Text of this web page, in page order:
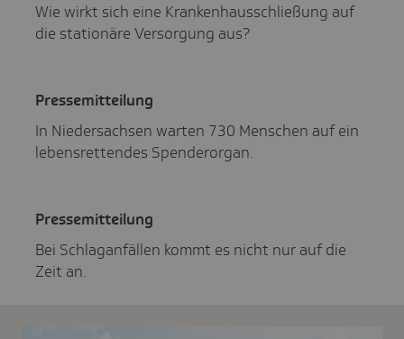
Wie wirkt sich eine Krankenhausschließung auf
die stationäre Versorgung aus?
Pres­se­mit­tei­lung
In Nieder­sachsen warten 730 Menschen auf ein
lebens­ret­tendes Spen­derorgan.
Pres­se­mit­tei­lung
Bei Schlaganfällen kommt es nicht nur auf die
Zeit an.